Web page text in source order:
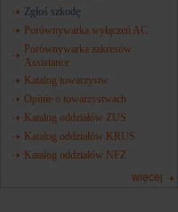
Zgłoś szkodę
Porównywarka wyłączeń AC
Porównywarka zakresów
Assistance
Katalog towarzystw
Opinie o towarzystwach
Katalog oddziałów ZUS
Katalog oddziałów KRUS
Katalog oddziałów NFZ
więcej